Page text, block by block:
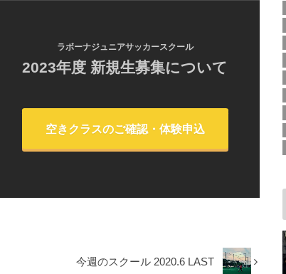
ラボーナジュニアサッカースクール
2023年度 新規生募集について
空きクラスのご確認・体験申込
今週のスクール 2020.6 LAST